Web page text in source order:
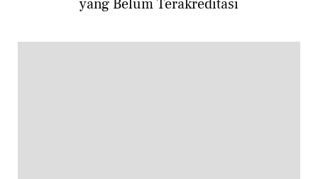
yang Belum Terakreditasi